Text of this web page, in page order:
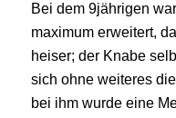
Bei dem 9jährigen
maximum erweitert,
heiser; der Knabe
sich ohne weiteres
bei ihm wurde eine